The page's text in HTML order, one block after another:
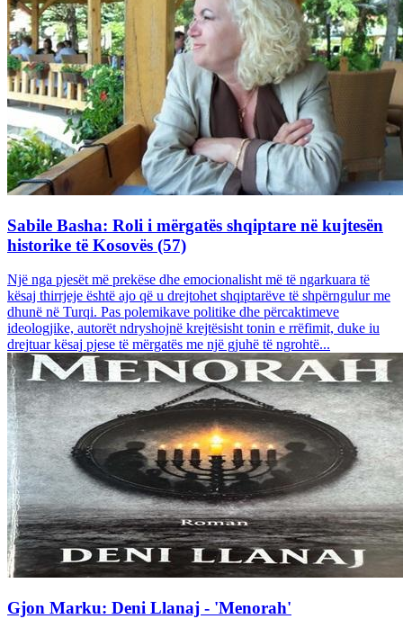
Sabile Basha: Roli i mërgatës shqiptare në kujtesën
historike të Kosovës (57)
Një nga pjesët më prekëse dhe emocionalisht më të ngarkuara të
kësaj thirrjeje është ajo që u drejtohet shqiptarëve të shpërngulur me
dhunë në Turqi. Pas polemikave politike dhe përcaktimeve
ideologjike, autorët ndryshojnë krejtësisht tonin e rrëfimit, duke iu
drejtuar kësaj pjese të mërgatës me një gjuhë të ngrohtë...
Gjon Marku: Deni Llanaj - 'Menorah'